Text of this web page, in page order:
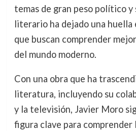
temas de gran peso político
literario ha dejado una huella
que buscan comprender
del mundo moderno.
Con una obra que ha
literatura, incluyendo su
y la televisión, Javier Moro
figura clave para comprender